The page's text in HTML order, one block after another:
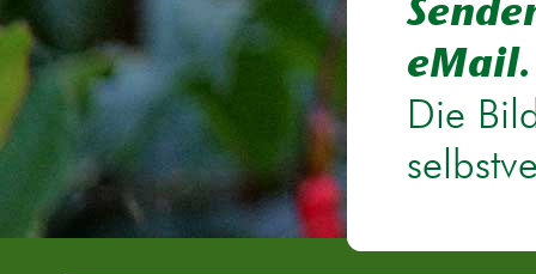
eMail.
Die